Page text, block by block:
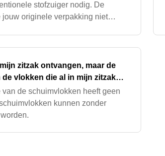
stofzuiger nodig. De
originele verpakking niet
zitzak ontvangen, maar de
vlokken die al in mijn zitzak
de schuimvlokken heeft geen
kunnen zonder